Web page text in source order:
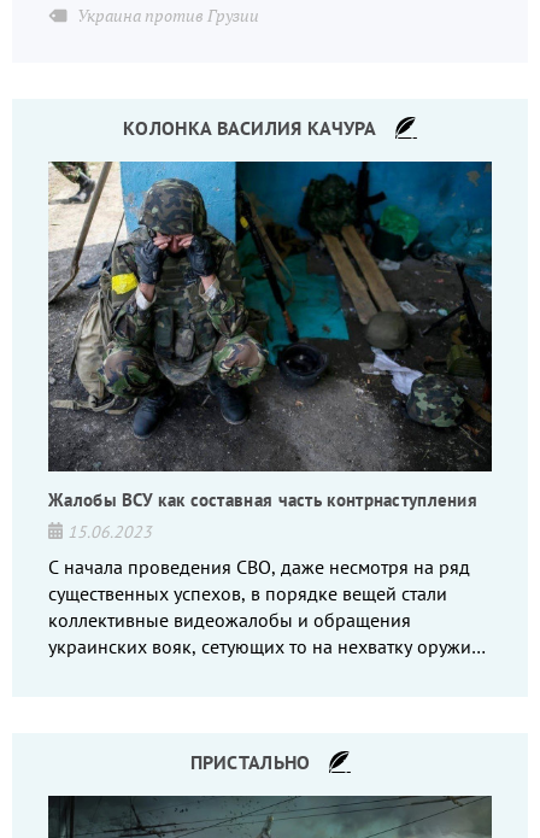
Украина против Грузии
КОЛОНКА ВАСИЛИЯ КАЧУРА
Жалобы ВСУ как составная часть контрнаступления
15.06.2023
С начала проведения СВО, даже несмотря на ряд
существенных успехов, в порядке вещей стали
коллективные видеожалобы и обращения
украинских вояк, сетующих то на нехватку оружия,
ПРИСТАЛЬНО